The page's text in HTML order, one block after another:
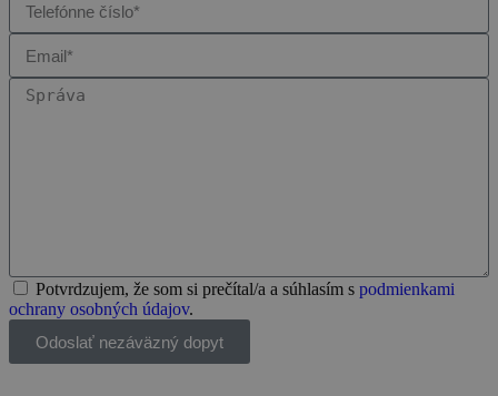
Potvrdzujem, že som si prečítal/a a súhlasím s podmienkami
ochrany osobných údajov.
Odoslať nezáväzný dopyt